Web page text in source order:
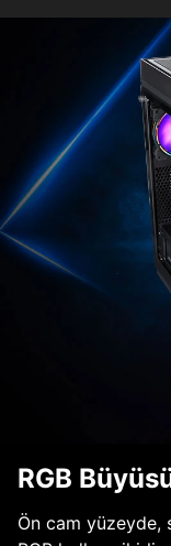
RGB
Ön cam yüzeyde,